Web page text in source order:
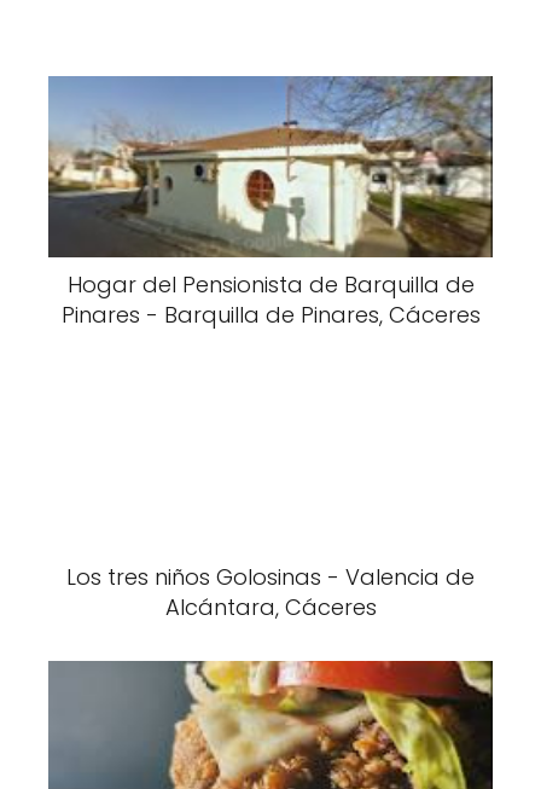
Hogar del Pensionista de Barquilla de
Pinares - Barquilla de Pinares, Cáceres
Los tres niños Golosinas - Valencia de
Alcántara, Cáceres